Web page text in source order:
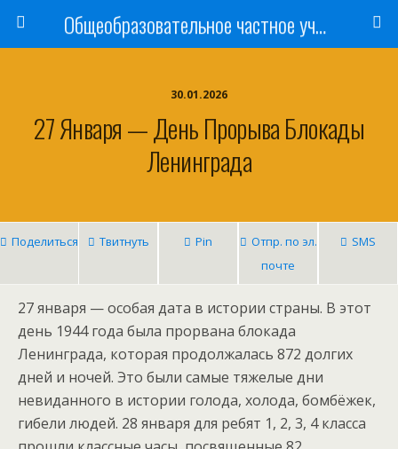
Общеобразовательное частное учреждение «Ишимская православная гимназия имени святого мученика Василия Мангазейского»
30.01.2026
27 Января — День Прорыва Блокады
Ленинграда
Поделиться Твитнуть Pin
Отпр. по эл.
почте
SMS
27 января — особая дата в истории страны. В этот
день 1944 года была прорвана блокада
Ленинграда, которая продолжалась 872 долгих
дней и ночей. Это были самые тяжелые дни
невиданного в истории голода, холода, бомбёжек,
гибели людей. 28 января для ребят 1, 2, 3, 4 класса